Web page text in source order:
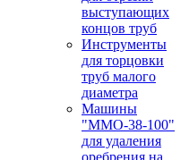
выступающих
концов труб
Инструменты
для торцовки
труб малого
диаметра
Машины
"ММО-38-100"
для удаления
оребрения на